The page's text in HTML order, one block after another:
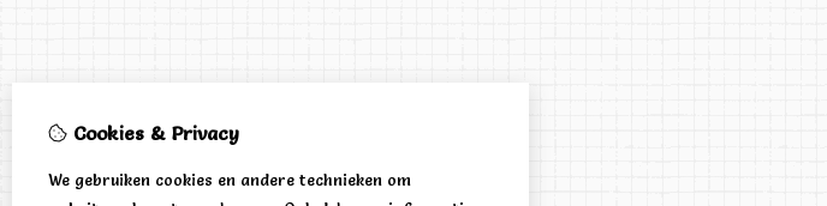
Cookies & Privacy
We gebruiken cookies en andere technieken om